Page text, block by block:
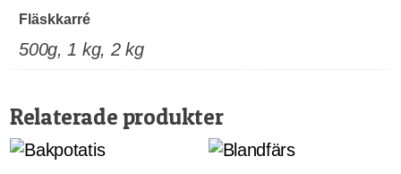
Fläskkarré
500g, 1 kg, 2 kg
Relaterade produkter